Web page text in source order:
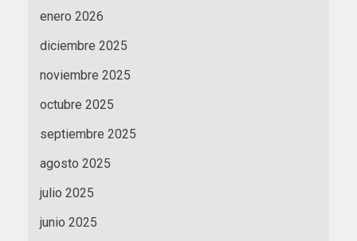
enero 2026
diciembre 2025
noviembre 2025
octubre 2025
septiembre 2025
agosto 2025
julio 2025
junio 2025